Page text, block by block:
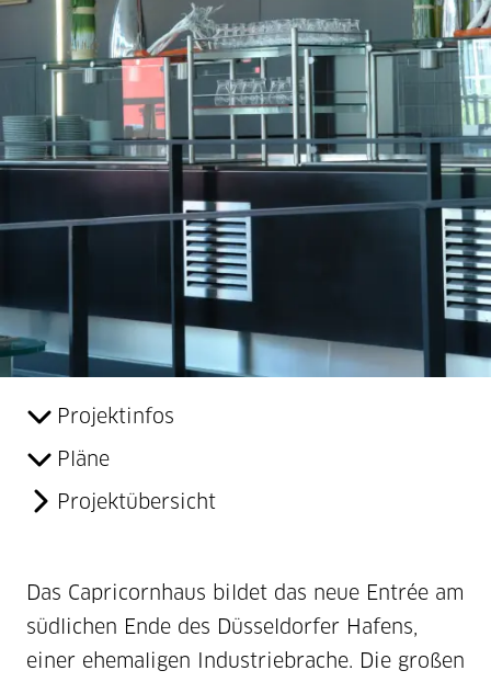
Projektinfos
Pläne
Projektübersicht
Das Capricornhaus bildet das neue Entrée am
südlichen Ende des Düsseldorfer Hafens,
einer ehemaligen Industriebrache. Die großen